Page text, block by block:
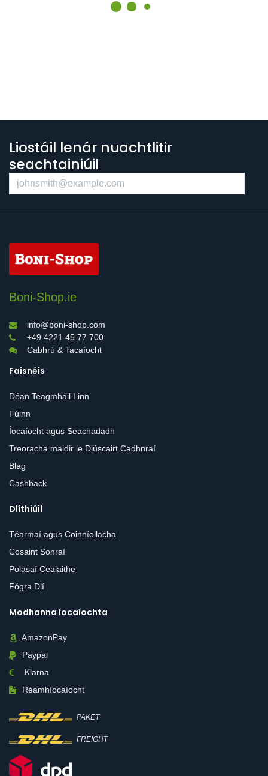
Liostáil lenár nuachtlitir
seachtainiúil
Boni-Shop.ie
info@boni-shop.com
+49 4221 45 77 700
Cabhrú & Tacaíocht
Faisnéis
Déan Teagmháil Linn
Fúinn
Íocaíocht agus Seachadadh
Treoracha maidir le Diúscairt Cadhnraí
Blag
Cashback
Dlíthiúil
Téarmaí agus Coinníollacha
Cosaint Sonraí
Polasaí Cealaithe
Fógra Dlí
Modhanna íocaíochta
AmazonPay
Paypal
Klarna
Réamhíocaíocht
PAKET
FREIGHT